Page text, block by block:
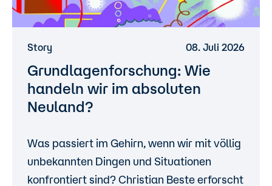
Story 08. Juli 2026
Grundlagenforschung: Wie
handeln wir im absoluten
Neuland?
Was passiert im Gehirn, wenn wir mit völlig
unbekannten Dingen und Situationen
konfrontiert sind? Christian Beste erforscht